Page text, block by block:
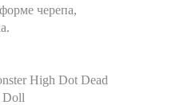
черепа,
High Dot Dead
Doll